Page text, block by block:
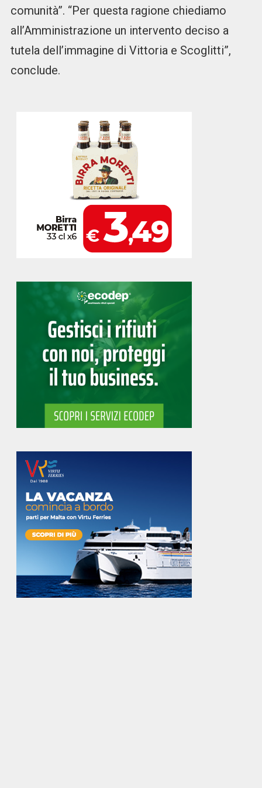
comunità”. “Per questa ragione chiediamo
all’Amministrazione un intervento deciso a
tutela dell’immagine di Vittoria e Scoglitti”,
conclude.